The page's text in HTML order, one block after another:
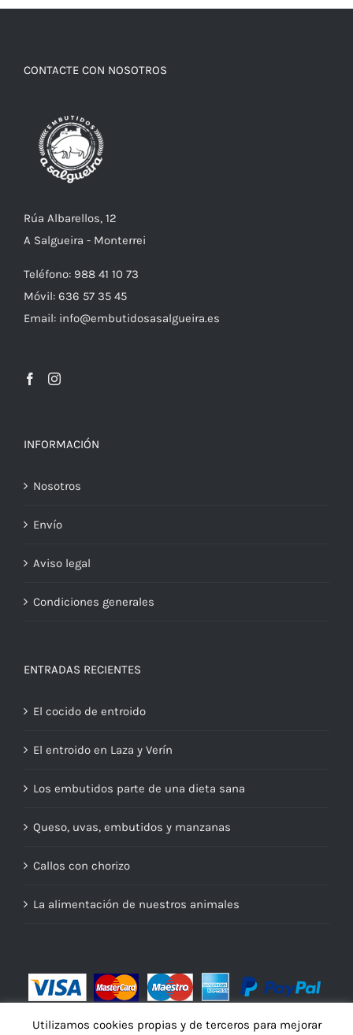
CONTACTE CON NOSOTROS
Rúa Albarellos, 12
A Salgueira - Monterrei
Teléfono: 988 41 10 73
Móvil: 636 57 35 45
Email: info@embutidosasalgueira.es
INFORMACIÓN
Nosotros
Envío
Aviso legal
Condiciones generales
ENTRADAS RECIENTES
El cocido de entroido
El entroido en Laza y Verín
Los embutidos parte de una dieta sana
Queso, uvas, embutidos y manzanas
Callos con chorizo
La alimentación de nuestros animales
Utilizamos cookies propias y de terceros para mejorar